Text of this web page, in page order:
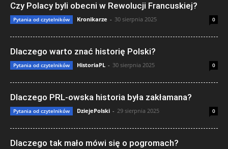
Czy Polacy byli obecni w Rewolucji Francuskiej?
Pytania od czytelników Kronikarze - 30 sierpnia 2025 0
Dlaczego warto znać historię Polski?
Pytania od czytelników HistoriaPL - 30 sierpnia 2025 0
Dlaczego PRL-owska historia była zakłamana?
Pytania od czytelników DziejePolski - 29 sierpnia 2025 0
Dlaczego tak mało mówi się o pogromach?